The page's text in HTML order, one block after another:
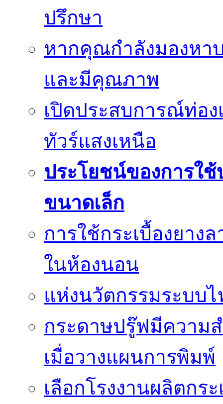
ปรึกษา
หากคุณกำลังมองหา
และมีคุณภาพ
เปิดประสบการณ์ท่อ
ทัวร์แสงเหนือ
ประโยชน์ของการใ
ขนาดเล็ก
การใช้กระเบื้องยาง
ในห้องนอน
แห่งนวัตกรรมระบบ
กระดาษปรู๊ฟมีความ
เมื่อวางแผนการพิมพ์
เลือกโรงงานผลิตก